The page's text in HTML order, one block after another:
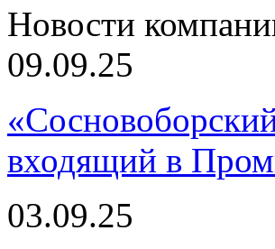
Новости
09.09.25
входящий в
03.09.25